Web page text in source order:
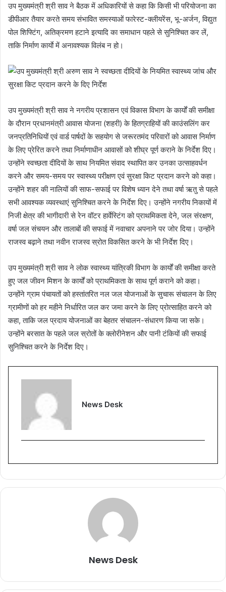
उप मुख्यमंत्री श्री साव ने बैठक में अधिकारियों से कहा कि किसी भी परियोजना का
डीपीआर तैयार करते समय संभावित समस्याओं फारेस्ट-क्लीयरेंस, भू-अर्जन, विद्युत
पोल शिफ्टिंग, अतिक्रमण हटाने इत्यादि का समाधान पहले से सुनिश्चित कर लें,
ताकि निर्माण कार्याे में अनावश्यक विलंब न हो।
उप मुख्यमंत्री श्री साव ने नगरीय प्रशासन एवं विकास विभाग के कार्यों की समीक्षा
के दौरान प्रधानमंत्री आवास योजना (शहरी) के हितग्राहियों की काउंसलिंग कर
जनप्रतिनिधियों एवं वार्ड पार्षदों के सहयोग से जरूरतमंद परिवारों को आवास निर्माण
के लिए प्रेरित करने तथा निर्माणाधीन आवासों को शीघ्र पूर्ण कराने के निर्देश दिए।
उन्होंने स्वच्छता दीदियों के साथ नियमित संवाद स्थापित कर उनका उत्साहवर्धन
करने और समय-समय पर स्वास्थ्य परीक्षण एवं सुरक्षा किट प्रदान करने को कहा।
उन्होंने शहर की नालियों की साफ-सफाई पर विशेष ध्यान देने तथा वर्षा ऋतु से पहले
सभी आवश्यक व्यवस्थाएं सुनिश्चित करने के निर्देश दिए। उन्होंने नगरीय निकायों में
निजी क्षेत्र की भागीदारी से रेन वॉटर हार्वेस्टिंग को प्राथमिकता देने, जल संरक्षण,
वर्षा जल संचयन और तालाबों की सफाई में नवाचार अपनाने पर जोर दिया। उन्होंने
राजस्व बढ़ाने तथा नवीन राजस्व स्रोत विकसित करने के भी निर्देश दिए।
उप मुख्यमंत्री श्री साव ने लोक स्वास्थ्य यांत्रिकी विभाग के कार्यों की समीक्षा करते
हुए जल जीवन मिशन के कार्यों को प्राथमिकता के साथ पूर्ण कराने को कहा।
उन्होंने ग्राम पंचायतों को हस्तांतरित नल जल योजनाओं के सुचारू संचालन के लिए
ग्रामीणों को हर महीने निर्धारित जल कर जमा करने के लिए प्रोत्साहित करने को
कहा, ताकि जल प्रदाय योजनाओं का बेहतर संचालन-संधारण किया जा सके।
उन्होंने बरसात के पहले जल स्रोतों के क्लोरीनेशन और पानी टंकियों की सफाई
सुनिश्चित करने के निर्देश दिए।
News Desk
News Desk